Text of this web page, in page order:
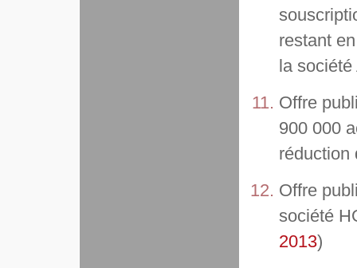
restant
la
Offre
900 000
réduction
Offre
société
2013)